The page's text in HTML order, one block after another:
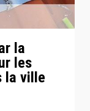
la
les
la ville